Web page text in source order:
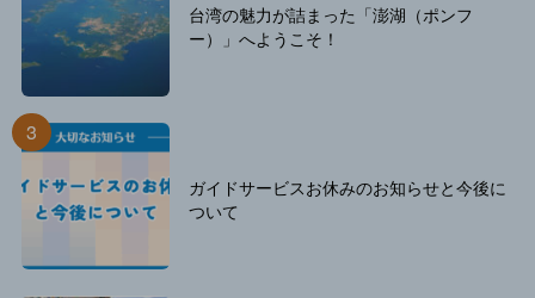
台湾の魅力が詰まった「澎湖（ポンフ
ー）」へようこそ！
ガイドサービスお休みのお知らせと今後に
ついて